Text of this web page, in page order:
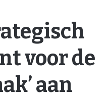
voor de
aan